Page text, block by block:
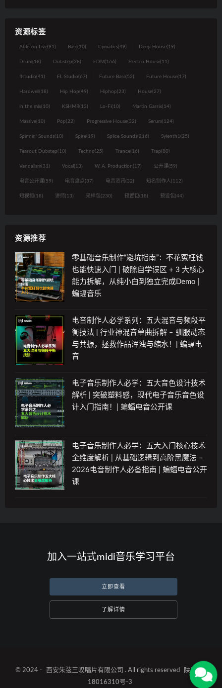
资源标签
Ableton Live(91) Bass(10) Cymatics(49) Deep House(19)
Drum(18) Dubstep(28) EDM(166) Electro House(11)
flstudio(41) FL Studio(67) Future Bass(52) Future House(17)
Hardwell (18) Hip Hop(49) Hiphop(23) House(27)
in the mix(10) KSHMR(13) Lo-Fi(10) Martin Garrix(14)
Massive(10) Pop(22) Progressive House(32) Serum(124)
Spinnin' Sounds(10) Spire(19) Splice Sounds(216) Sylenth1(25)
Tearout Dubstep(10) Techno(25) Trance(16) Trap(80)
Vandalism(31) Vocal (13) W. A. Production(17) 公开课(59)
电音公开课(59) 电音盘点(37) 电音资讯(32) 知名制作人(112)
短视频 (18) 讲师(13) 采样包(230) 预置包(18) 预设包(44)
资源推荐
零基础音乐制作“避坑指南”：不花冤枉钱
也能快速入门 | 破除自学误区 + 3 大核心
能力拆解，从纯小白到独立完成Demo |
蝙蝠音乐
电音制作人必学系列：五大混音与频段平
衡技法 | 行业神混音单曲拆解 – 驯服动态
与共振，拯救作品浑浊与缩水！| 蝙蝠电
音
电子音乐制作人必学：五大音色设计技术
解析 | 突破塑料感，现代电子音乐音色设
计入门指南！| 蝙蝠电音公开课
电子音乐制作人必学：五大入门核心技术
全维度解析 | 从基础逻辑到高阶黑魔法 –
2026电音制作人必备指南 | 蝙蝠电音公开
课
加入一站式midi音乐学习平台
立即查看
了解详情
© 2024 - 西安朱弦三叹唱片有限公司 . All rights reserved
陕ICP备
18016310号-3